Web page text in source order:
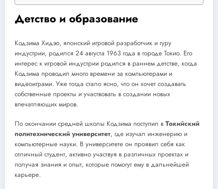
Детство и образование
Кодзима Хидэо, японский игровой разработчик и гуру
индустрии, родился 24 августа 1963 года в городе Токио. Его
интерес к игровой индустрии родился в раннем детстве, когда
Кодзима проводил много времени за компьютерами и
видеоиграми. Уже тогда стало ясно, что он хочет создавать
собственные проекты и участвовать в создании новых
впечатляющих миров.
По окончании средней школы Кодзима поступил в Токийский
политехнический университет, где изучал инженерию и
компьютерные науки. В университете он проявил себя как
отличный студент, активно участвуя в различных проектах и
получая знания и опыт, которые помогут ему в дальнейшей
карьере.